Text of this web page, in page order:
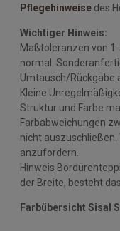
Pflegehinweise des
Wichtiger Hinweis:
Maßtoleranzen von
normal.
Umtausch/Rückgabe
Kleine
Struktur und Farbe
Farbabweichungen
nicht
anzufordern.
Hinweis
der Breite, besteht
Farbübersicht Sisal